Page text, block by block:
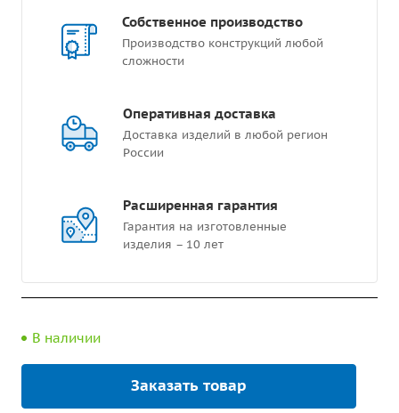
Собственное производство
Производство конструкций любой
сложности
Оперативная доставка
Доставка изделий в любой регион
России
Расширенная гарантия
Гарантия на изготовленные
изделия – 10 лет
В наличии
Заказать товар